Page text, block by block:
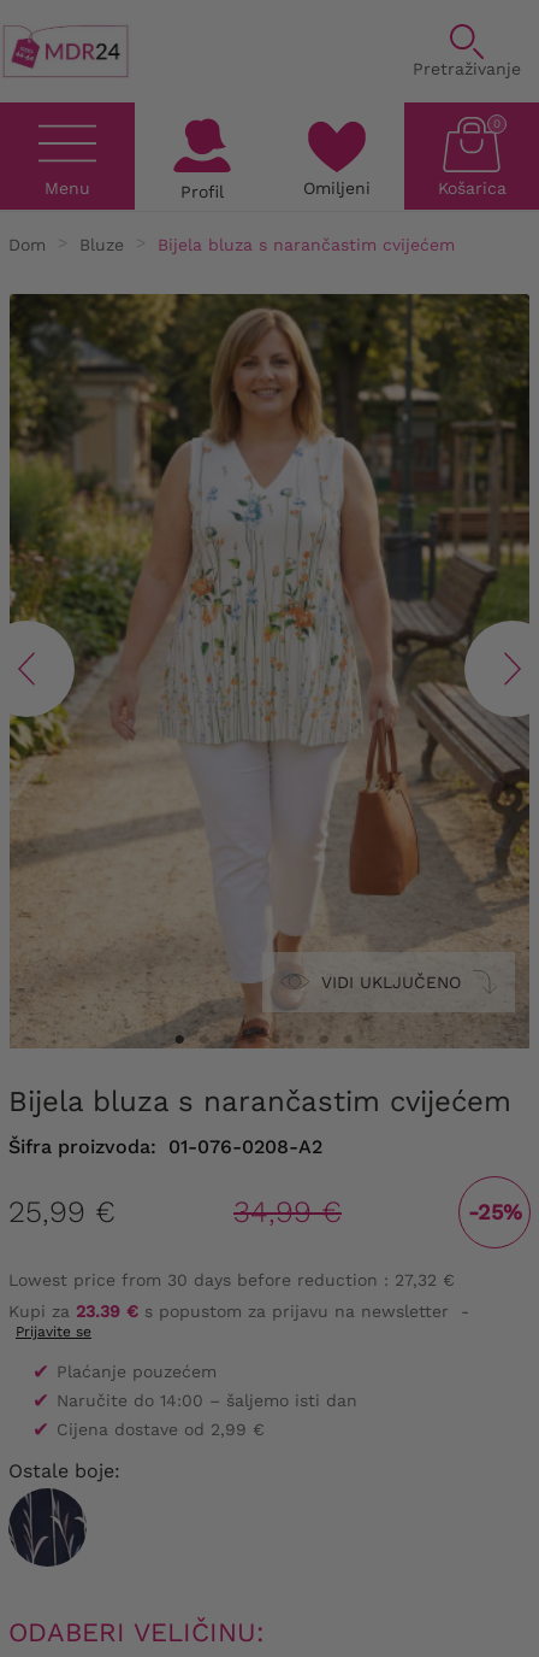
Pretraživanje
Menu Profil Omiljeni Košarica
0
Dom Bluze Bijela bluza s narančastim cvijećem
VIDI UKLJUČENO
Bijela bluza s narančastim cvijećem
Šifra proizvoda: 01-076-0208-A2
25,99 € 34,99 € -25%
Lowest price from 30 days before reduction : 27,32 €
Kupi za 23.39 € s popustom za prijavu na newsletter -
Prijavite se
✔ Plaćanje pouzećem
✔ Naručite do 14:00 – šaljemo isti dan
✔ Cijena dostave od 2,99 €
Ostale boje:
ODABERI VELIČINU: